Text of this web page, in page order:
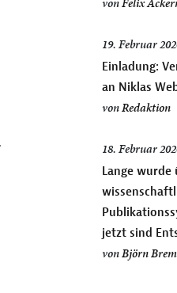
vonFelix
19. Februar
Einladung:
an Niklas
vonRedaktion
18. Februar
Lange wurde
jetzt sind
vonBjörn